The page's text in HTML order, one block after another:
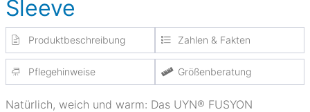
Sleeve
Produktbeschreibung Zahlen & Fakten
Pflegehinweise Größenberatung
Natürlich, weich und warm: Das UYN® FUSYON